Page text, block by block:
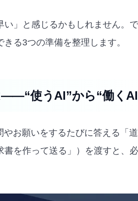
い」と感じるかもしれません。
る3つの準備を整理します。
使うAI”から“働く
お願いをするたびに答える「
書を作って送る」）を渡すと、